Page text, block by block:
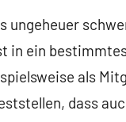
ungeheuer
in ein
als
dass